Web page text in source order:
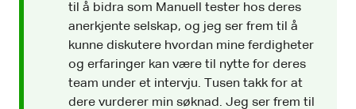
til å bidra som Manuell tester hos deres
anerkjente selskap, og jeg ser frem til å
kunne diskutere hvordan mine ferdigheter
og erfaringer kan være til nytte for deres
team under et intervju. Tusen takk for at
dere vurderer min søknad. Jeg ser frem til